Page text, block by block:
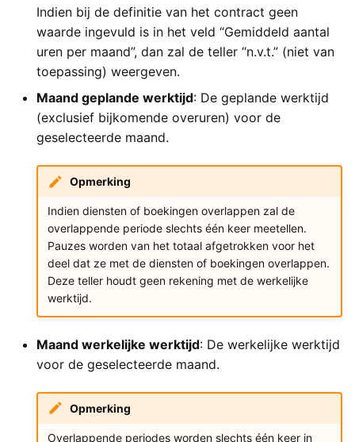
Indien bij de definitie van het contract geen
waarde ingevuld is in het veld “Gemiddeld aantal
uren per maand”, dan zal de teller “n.v.t.” (niet van
toepassing) weergeven.
Maand geplande werktijd: De geplande werktijd
(exclusief bijkomende overuren) voor de
geselecteerde maand.
Opmerking
Indien diensten of boekingen overlappen zal de
overlappende periode slechts één keer meetellen.
Pauzes worden van het totaal afgetrokken voor het
deel dat ze met de diensten of boekingen overlappen.
Deze teller houdt geen rekening met de werkelijke
werktijd.
Maand werkelijke werktijd: De werkelijke werktijd
voor de geselecteerde maand.
Opmerking
Overlappende periodes worden slechts één keer in